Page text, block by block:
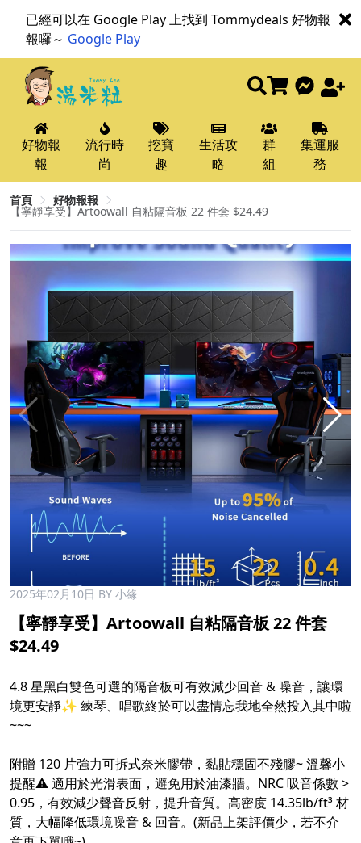
已經可以在 Google Play 上找到 Tommydeals 好物報
報囉～ Google Play
好物報
報
流行時
尚
挖寶
趣
生活攻
略
群
組
集運服
務
首頁 好物報報
【寧靜享受】Artoowall 自粘隔音板 22 件套 $24.49
2025年02月10日 BY 小緣
【寧靜享受】Artoowall 自粘隔音板 22 件套
$24.49
4.8 星黑白雙色可選的隔音板可有效減少回音 & 噪音，讓環
境更安靜✨ 練琴、唱歌終於可以盡情忘我地全然投入其中啦
~~~
附贈 120 片強力可拆式奈米膠帶，黏貼穩固不殘膠~ 溫馨小
提醒⚠️ 適用於光滑表面，避免用於油漆牆。NRC 吸音係數 >
0.95，有效減少聲音反射，提升音質。高密度 14.35lb/ft³ 材
質，大幅降低環境噪音 & 回音。(新品上架評價少，若不介